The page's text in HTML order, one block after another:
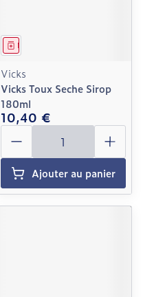
Médicament
Vicks
Vicks Toux Seche Sirop
180ml
10,40 €
Quantité
Ajouter au panier